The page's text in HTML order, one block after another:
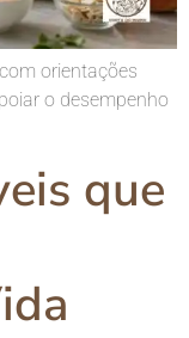
orientações
o desempenho
que